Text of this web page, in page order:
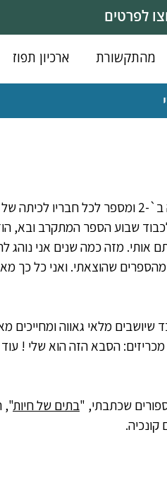
לפרטים
מהתקשורת ארכיון תפוז
לא, אני לא מחלק את הירושה לנכדים. אני מתייצב בחרדת קודש בכיתה ב`-2
שבוע הספר המתקרב ובא,
מזה כמה שנים אני נוהג
שהוצאתי. ואני כל כך
מלאי גאווה ומחייכים
הסבא הזה הוא שלי !
שכתבתי, "בתים של חיות",
קונכיה.